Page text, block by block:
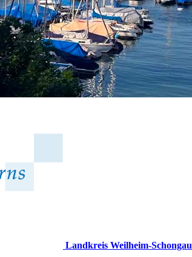
Landkreis Weilheim-Schongau